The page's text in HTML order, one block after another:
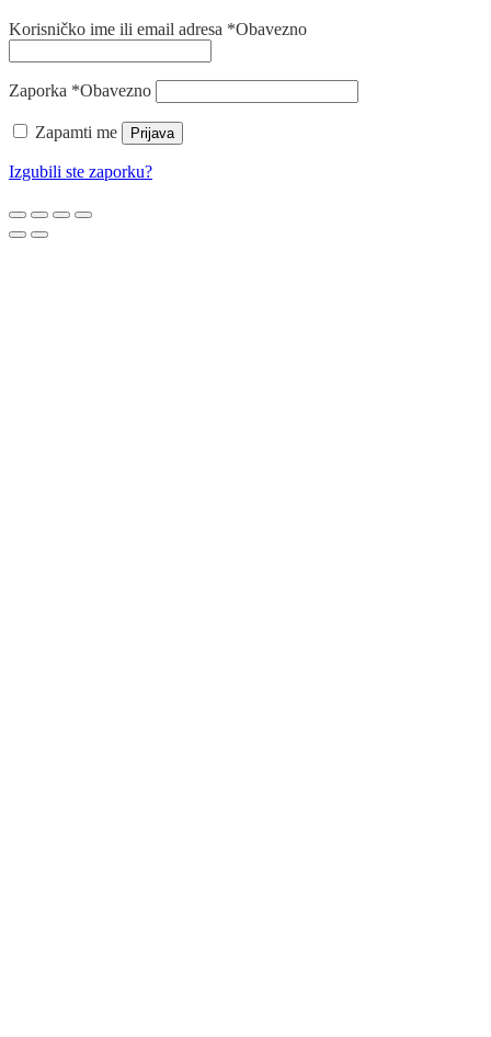
Korisničko ime ili email adresa *Obavezno
Zaporka *Obavezno
Zapamti me Prijava
Izgubili ste zaporku?